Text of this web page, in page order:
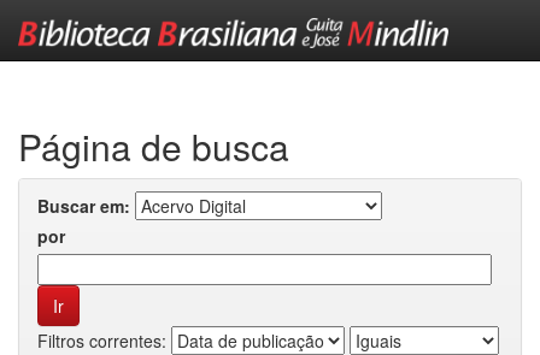
Página de busca
Buscar em:
por
Filtros correntes: